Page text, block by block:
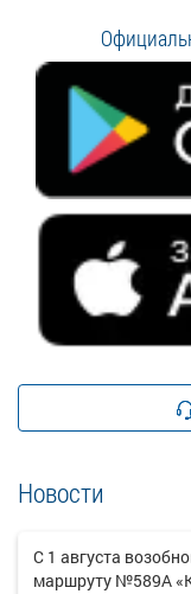
Новости
С 1 августа
маршруту №589А